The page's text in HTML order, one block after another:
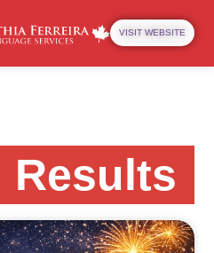
VISIT WEBSITE
Results